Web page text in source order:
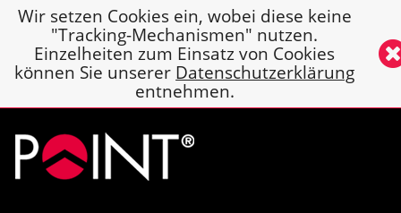
Wir setzen Cookies ein, wobei diese keine
"Tracking-Mechanismen" nutzen.
Einzelheiten zum Einsatz von Cookies
können Sie unserer Datenschutzerklärung
entnehmen.